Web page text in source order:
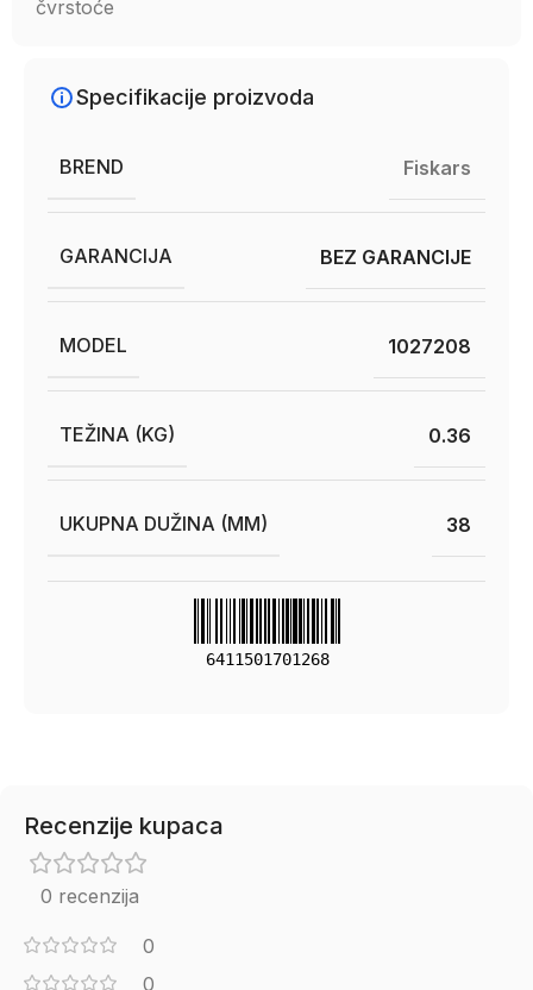
čvrstoće
Specifikacije proizvoda
BREND Fiskars
GARANCIJA BEZ GARANCIJE
MODEL 1027208
TEŽINA (KG) 0.36
UKUPNA DUŽINA (MM) 38
6411501701268
Recenzije kupaca
0 recenzija
0
0